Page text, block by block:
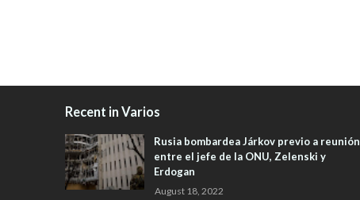
Recent in Varios
Rusia bombardea Járkov previo a reunión
entre el jefe de la ONU, Zelenski y
Erdogan
August 18, 2022